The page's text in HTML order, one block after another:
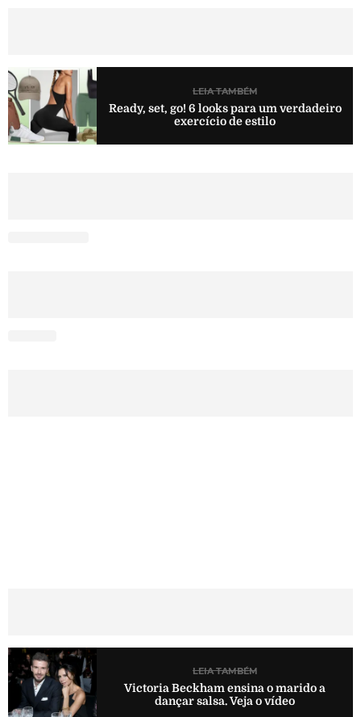
LEIA TAMBÉM
Ready, set, go! 6 looks para um verdadeiro
exercício de estilo
LEIA TAMBÉM
Victoria Beckham ensina o marido a
dançar salsa. Veja o vídeo